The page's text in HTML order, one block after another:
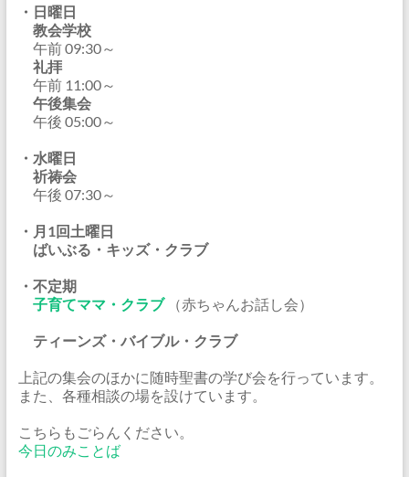
・日曜日
教会学校
午前 09:30～
礼拝
午前 11:00～
午後集会
午後 05:00～
・水曜日
祈祷会
午後 07:30～
・月1回土曜日
ばいぶる・キッズ・クラブ
・不定期
子育てママ・クラブ（赤ちゃんお話し会）
ティーンズ・バイブル・クラブ
上記の集会のほかに随時聖書の学び会を行っています。
また、各種相談の場を設けています。
こちらもごらんください。
今日のみことば